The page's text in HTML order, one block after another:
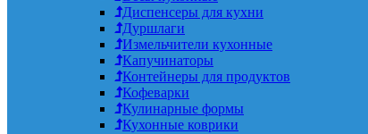
Диспенсеры для кухни
Дуршлаги
Измельчители кухонные
Капучинаторы
Контейнеры для продуктов
Кофеварки
Кулинарные формы
Кухонные коврики